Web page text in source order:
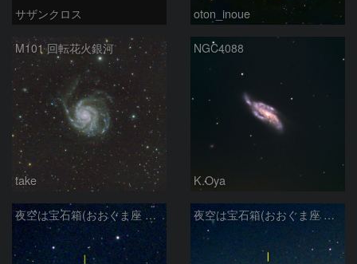
サザンクロス oton_inoue
M101 回転花火銀河
take
NGC4088
K.Oya
夜空は宝石箱(おおぐま座 NGC3198) Seestar50 夜空は宝石箱(おおぐま座 M109) Seestar50